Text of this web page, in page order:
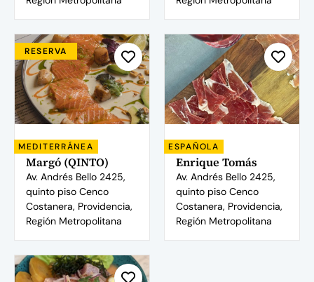
RESERVA
MEDITERRÁNEA
Margó (QINTO)
Av. Andrés Bello 2425,
quinto piso Cenco
Costanera, Providencia,
Región Metropolitana
ESPAÑOLA
Enrique Tomás
Av. Andrés Bello 2425,
quinto piso Cenco
Costanera, Providencia,
Región Metropolitana